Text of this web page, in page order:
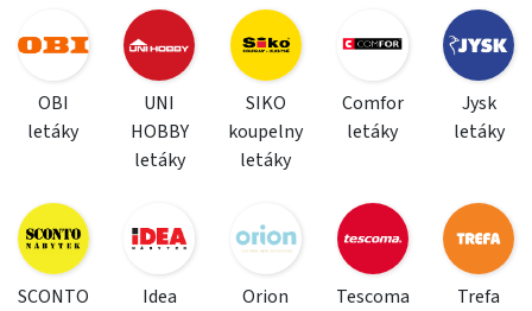
OBI
letáky
UNI
HOBBY
letáky
SIKO
koupelny
letáky
Comfor
letáky
Jysk
letáky
SCONTO
Idea
Orion
Tescoma
Trefa